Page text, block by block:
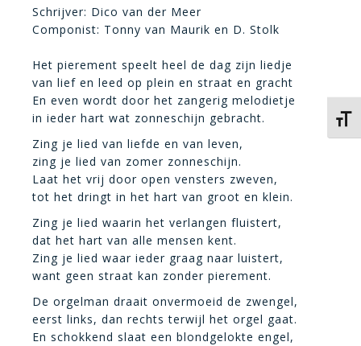
Schrijver: Dico van der Meer
Componist: Tonny van Maurik en D. Stolk
Het pierement speelt heel de dag zijn liedje
van lief en leed op plein en straat en gracht
En even wordt door het zangerig melodietje
in ieder hart wat zonneschijn gebracht.
Zing je lied van liefde en van leven,
zing je lied van zomer zonneschijn.
Laat het vrij door open vensters zweven,
tot het dringt in het hart van groot en klein.
Zing je lied waarin het verlangen fluistert,
dat het hart van alle mensen kent.
Zing je lied waar ieder graag naar luistert,
want geen straat kan zonder pierement.
De orgelman draait onvermoeid de zwengel,
eerst links, dan rechts terwijl het orgel gaat.
En schokkend slaat een blondgelokte engel,